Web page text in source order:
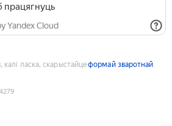
працягнуць
Yandex Cloud
калі ласка, скарыстайцеформай зваротнай